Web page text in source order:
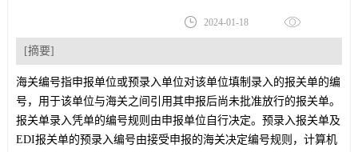
2024-01-18
[摘要]
海关编号指申报单位或预录入单位对该单位填制录入的报关单的编
号，用于该单位与海关之间引用其申报后尚未批准放行的报关单。
报关单录入凭单的编号规则由申报单位自行决定。预录入报关单及
EDI报关单的预录入编号由接受申报的海关决定编号规则，计算机